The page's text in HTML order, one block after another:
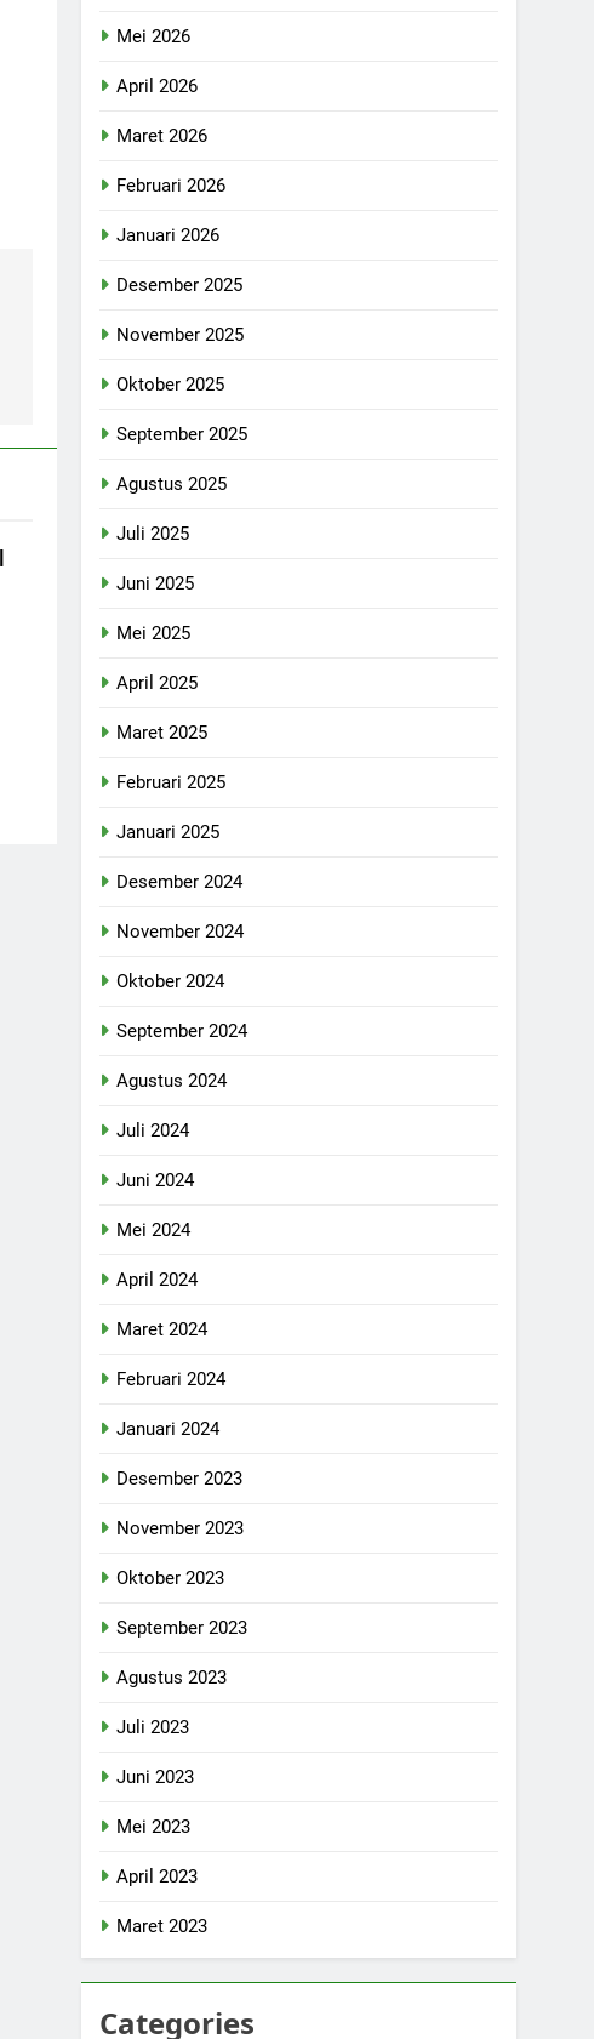
Mei 2026
April 2026
Maret 2026
Februari 2026
Januari 2026
Desember 2025
November 2025
Oktober 2025
September 2025
Agustus 2025
Juli 2025
Juni 2025
Mei 2025
April 2025
Maret 2025
Februari 2025
Januari 2025
Desember 2024
November 2024
Oktober 2024
September 2024
Agustus 2024
Juli 2024
Juni 2024
Mei 2024
April 2024
Maret 2024
Februari 2024
Januari 2024
Desember 2023
November 2023
Oktober 2023
September 2023
Agustus 2023
Juli 2023
Juni 2023
Mei 2023
April 2023
Maret 2023
Categories